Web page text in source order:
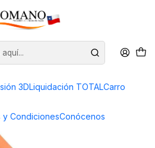
3DLiquidación TOTALCarro
y CondicionesConócenos
Martillos
PEÑA DE BOLA. 1/2 LIBRA